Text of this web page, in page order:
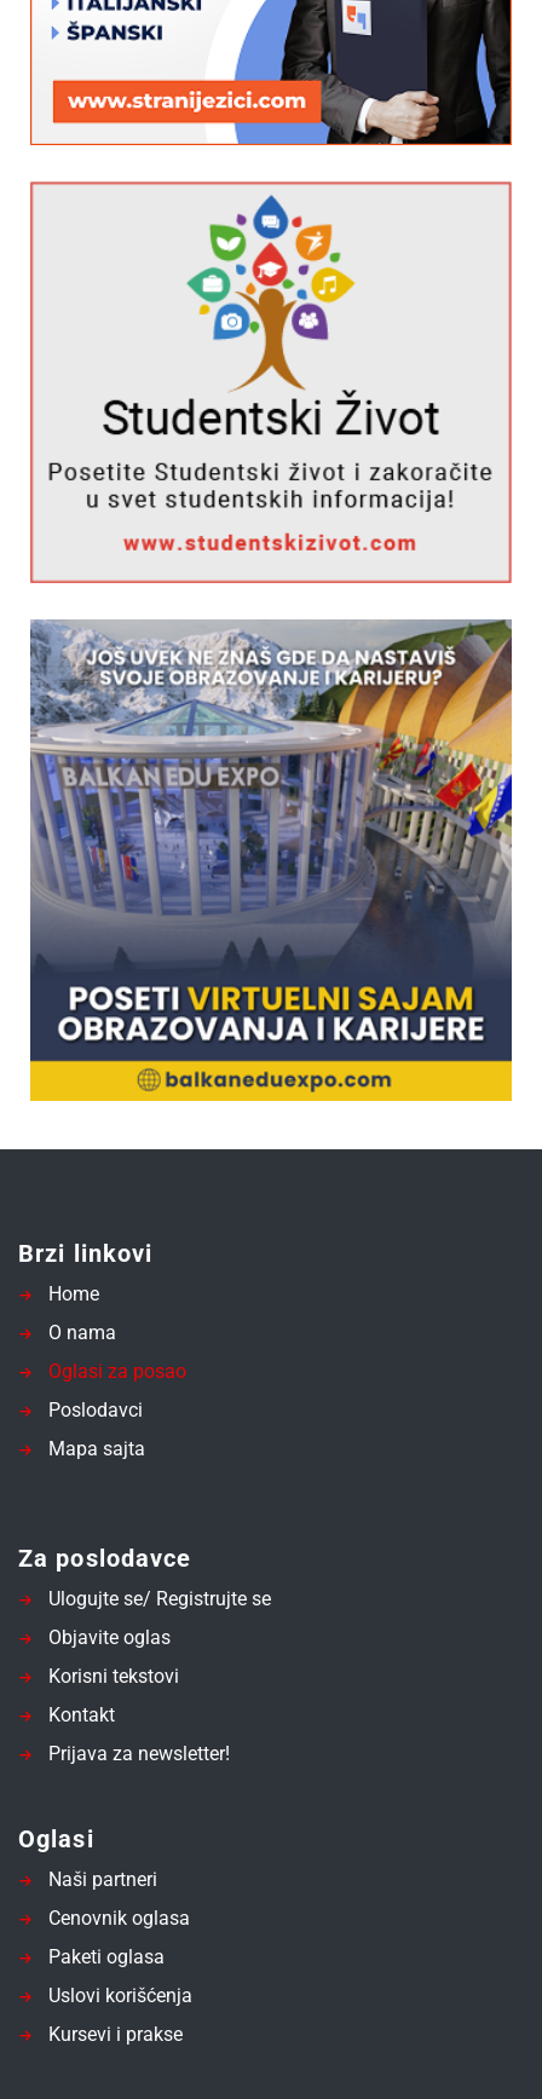
Brzi linkovi
Home
O nama
Oglasi za posao
Poslodavci
Mapa sajta
Za poslodavce
Ulogujte se/ Registrujte se
Objavite oglas
Korisni tekstovi
Kontakt
Prijava za newsletter!
Oglasi
Naši partneri
Cenovnik oglasa
Paketi oglasa
Uslovi korišćenja
Kursevi i prakse